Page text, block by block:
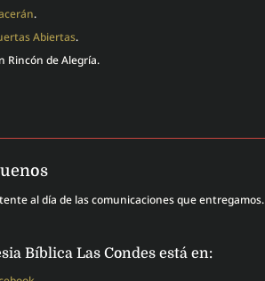
.
Abiertas.
Rincón de Alegría.
al día de las comunicaciones que entregamos.
Bíblica Las Condes está en: